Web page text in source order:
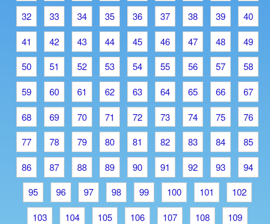
32
33 34 35 36 37 38 39
40
41
42 43 44 45 46 47 48
49
50
51 52 53 54 55 56 57
58
59
60 61 62 63 64 65 66
67
68
69 70 71 72 73 74 75
76
77
78 79 80 81 82 83 84
85
86
87 88 89 90 91 92 93
94
95
96 97 98 99 100 101
102
103
104 105 106 107 108
109